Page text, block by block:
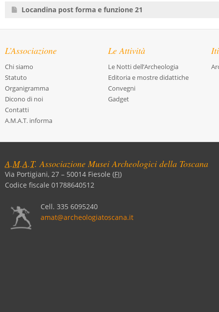
Locandina post forma e funzione 21
L’Associazione
Chi siamo
Statuto
Organigramma
Dicono di noi
Contatti
A.M.A.T. informa
Le Attività
Le Notti dell’Archeologia
Editoria e mostre didattiche
Convegni
Gadget
A.M.A.T. Associazione Musei Archeologici della Toscana
Via Portigiani, 27 – 50014 Fiesole (FI)
Codice fiscale 01788640512
Cell. 335 6095240
amat@archeologiatoscana.it